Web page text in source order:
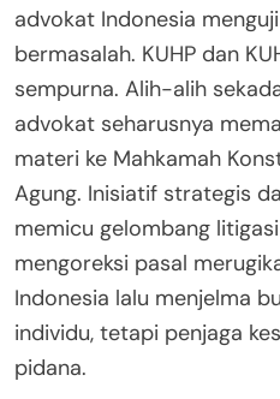
advokat Indonesia
bermasalah. KUHP dan
sempurna. Alih-alih
advokat seharusnya
materi ke Mahkamah
Agung. Inisiatif strategis
memicu gelombang
mengoreksi pasal
Indonesia lalu menjelma
individu, tetapi penjaga
pidana.